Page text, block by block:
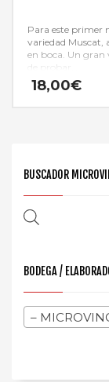
Para este primer
variedad Muscat,
en boca. Un gran
de probar…
18,00€
BUSCADOR
BODEGA /
–